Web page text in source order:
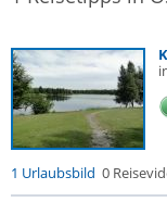
1 Urlaubsbild 0